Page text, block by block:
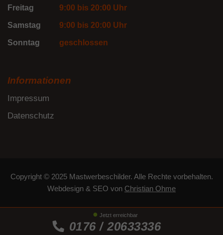
Freitag 9:00 bis 20:00 Uhr
Samstag 9:00 bis 20:00 Uhr
Sonntag geschlossen
Informationen
Impressum
Datenschutz
Copyright © 2025 Mastwerbeschilder. Alle Rechte vorbehalten.
Webdesign & SEO von Christian Ohme
Jetzt erreichbar
0176 / 20633336